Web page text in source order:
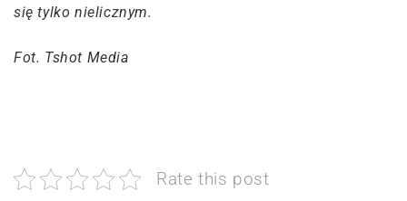
się tylko nielicznym.
Fot. Tshot Media
Rate this post